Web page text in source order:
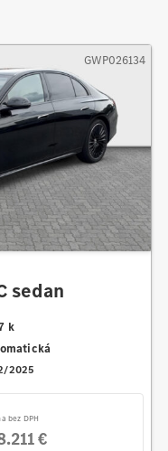
sedan
k
2025
GWP026134
bez DPH
€